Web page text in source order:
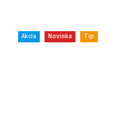
Akcia Novinka Tip